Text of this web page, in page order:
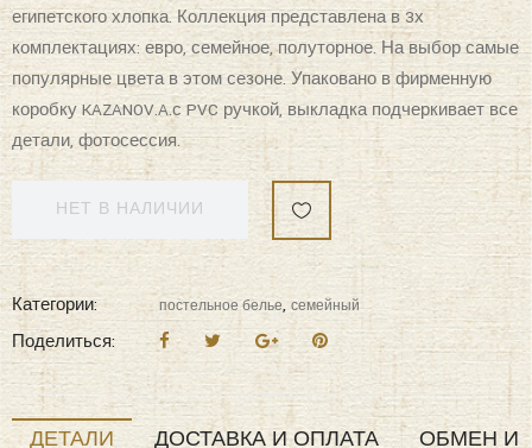
египетского хлопка. Коллекция представлена в 3х
комплектациях: евро, семейное, полуторное. На выбор самые
популярные цвета в этом сезоне. Упаковано в фирменную
коробку KAZANOV.A.с PVC ручкой, выкладка подчеркивает все
детали, фотосессия.
НЕТ В НАЛИЧИИ
Категории: постельное белье, семейный
Поделиться:
ДЕТАЛИ ДОСТАВКА И ОПЛАТА ОБМЕН И